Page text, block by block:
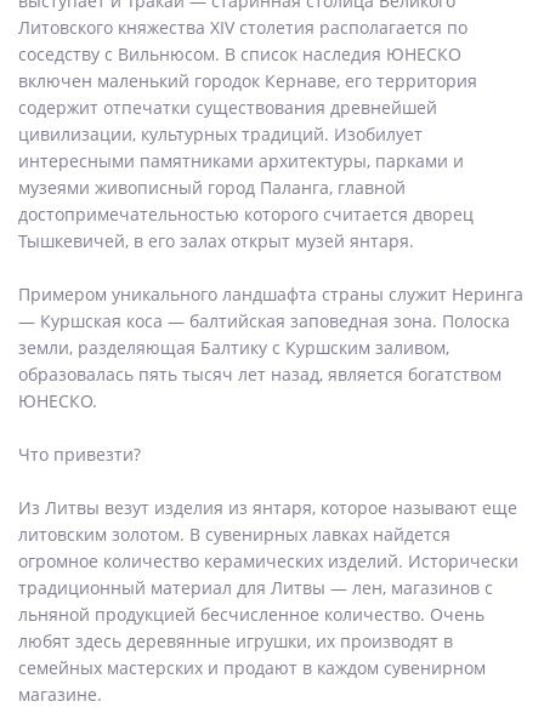
Литовского княжества XIV столетия располагается по
соседству с Вильнюсом. В список наследия ЮНЕСКО
включен маленький городок Кернаве, его территория
содержит отпечатки существования древнейшей
цивилизации, культурных традиций. Изобилует
интересными памятниками архитектуры, парками и
музеями живописный город Паланга, главной
достопримечательностью которого считается дворец
Тышкевичей, в его залах открыт музей янтаря.
Примером уникального ландшафта страны служит Неринга
— Куршская коса — балтийская заповедная зона. Полоска
земли, разделяющая Балтику с Куршским заливом,
образовалась пять тысяч лет назад, является богатством
ЮНЕСКО.
Что привезти?
Из Литвы везут изделия из янтаря, которое называют еще
литовским золотом. В сувенирных лавках найдется
огромное количество керамических изделий. Исторически
традиционный материал для Литвы — лен, магазинов с
льняной продукцией бесчисленное количество. Очень
любят здесь деревянные игрушки, их производят в
семейных мастерских и продают в каждом сувенирном
магазине.